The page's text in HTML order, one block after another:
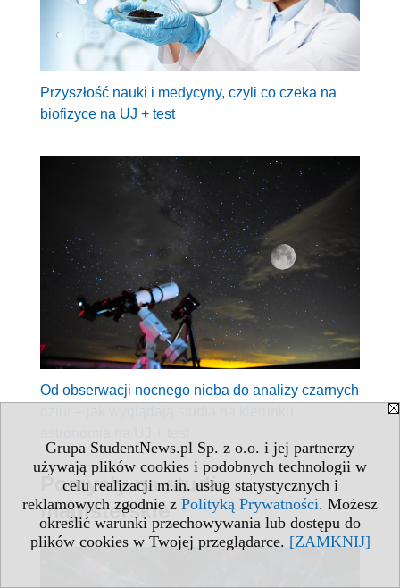
Grupa StudentNews.pl Sp. z o.o. i jej partnerzy
używają plików cookies i podobnych technologii w
celu realizacji m.in. usług statystycznych i
reklamowych zgodnie z Polityką Prywatności. Możesz
określić warunki przechowywania lub dostępu do
plików cookies w Twojej przeglądarce. [ZAMKNIJ]
Przyszłość nauki i medycyny, czyli co czeka na
biofizyce na UJ + test
Od obserwacji nocnego nieba do analizy czarnych
Pomysły na studia
magisterskie